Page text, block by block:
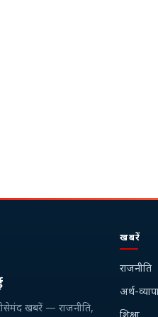
खबरें — राजनीति,
खबरें
राजनीति
अर्थ-